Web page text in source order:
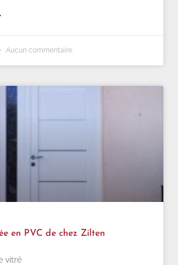
Aucun commentaire
en PVC de chez Zilten
vitré